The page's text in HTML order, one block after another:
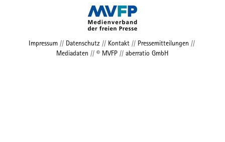
Impressum// Datenschutz // Kontakt// Pressemitteilungen //
Mediadaten // © MVFP // aberratio GmbH